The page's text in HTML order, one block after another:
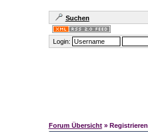
Suchen
Login:
Forum Übersicht» Registrieren